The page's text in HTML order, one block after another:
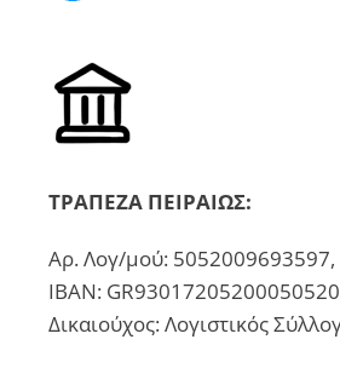
ΤΡΑΠΕΖΑ ΠΕΙΡΑΙΩΣ:
Αρ. Λογ/μού: 5052009693597,
ΙΒΑΝ:
Δικαιούχος: Λογιστικός